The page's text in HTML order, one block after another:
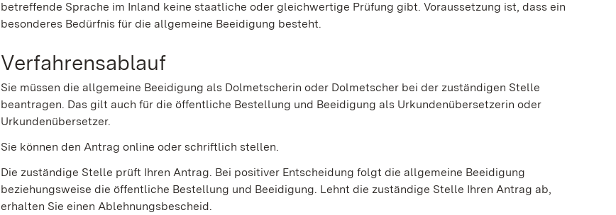
betreffende Sprache im Inland keine staatliche oder gleichwertige Prüfung gibt. Voraussetzung ist, dass ein
besonderes Bedürfnis für die allgemeine Beeidigung besteht.
Verfahrensablauf
Sie müssen die allgemeine Beeidigung als Dolmetscherin oder Dolmetscher bei der zuständigen Stelle
beantragen. Das gilt auch für die öffentliche Bestellung und Beeidigung als Urkundenübersetzerin oder
Urkundenübersetzer.
Sie können den Antrag online oder schriftlich stellen.
Die zuständige Stelle prüft Ihren Antrag. Bei positiver Entscheidung folgt die allgemeine Beeidigung
beziehungsweise die öffentliche Bestellung und Beeidigung. Lehnt die zuständige Stelle Ihren Antrag ab,
erhalten Sie einen Ablehnungsbescheid.